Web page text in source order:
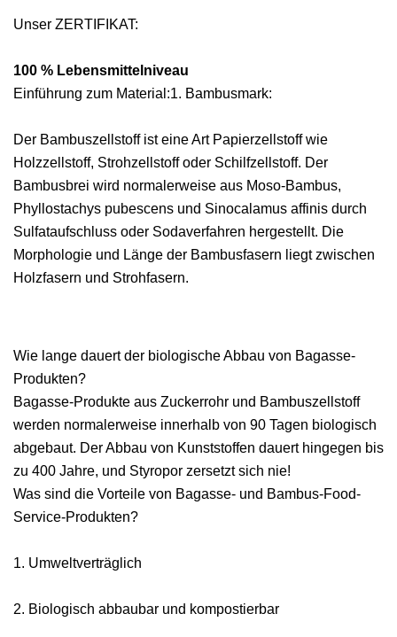
Unser ZERTIFIKAT:
100 % Lebensmittelniveau
Einführung zum Material:1. Bambusmark:
Der Bambuszellstoff ist eine Art Papierzellstoff wie
Holzzellstoff, Strohzellstoff oder Schilfzellstoff. Der
Bambusbrei wird normalerweise aus Moso-Bambus,
Phyllostachys pubescens und Sinocalamus affinis durch
Sulfataufschluss oder Sodaverfahren hergestellt. Die
Morphologie und Länge der Bambusfasern liegt zwischen
Holzfasern und Strohfasern.
Wie lange dauert der biologische Abbau von Bagasse-
Produkten?
Bagasse-Produkte aus Zuckerrohr und Bambuszellstoff
werden normalerweise innerhalb von 90 Tagen biologisch
abgebaut. Der Abbau von Kunststoffen dauert hingegen bis
zu 400 Jahre, und Styropor zersetzt sich nie!
Was sind die Vorteile von Bagasse- und Bambus-Food-
Service-Produkten?
1. Umweltverträglich
2. Biologisch abbaubar und kompostierbar